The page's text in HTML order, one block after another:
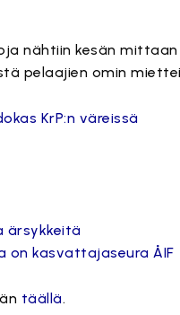
nähtiin kesän
pelaajien omin
KrP:n väreissä
ärsykkeitä
on kasvattajaseura ÅIF
täällä.